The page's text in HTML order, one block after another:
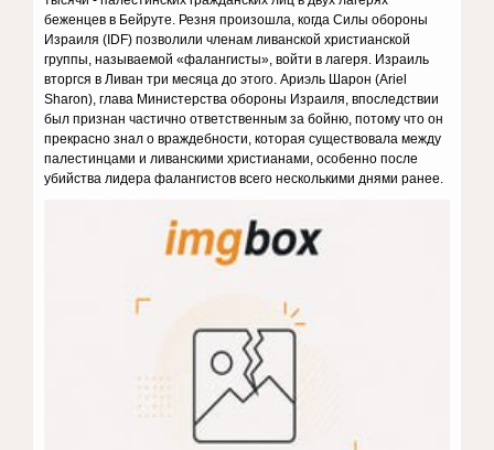
беженцев в Бейруте. Резня произошла, когда Силы обороны
Израиля (IDF) позволили членам ливанской христианской
группы, называемой «фалангисты», войти в лагеря. Израиль
вторгся в Ливан три месяца до этого. Ариэль Шарон (Ariel
Sharon), глава Министерства обороны Израиля, впоследствии
был признан частично ответственным за бойню, потому что он
прекрасно знал о враждебности, которая существовала между
палестинцами и ливанскими христианами, особенно после
убийства лидера фалангистов всего несколькими днями ранее.